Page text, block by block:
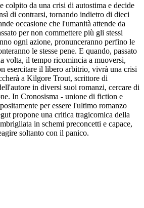
colpito da una crisi di autostima e decide
di contrarsi, tornando indietro di dieci
occasione che l'umanità attende da
per non commettere più gli stessi
ogni azione, pronunceranno perfino le
le stesse pene. E quando, passato
volta, il tempo ricomincia a muoversi,
esercitare il libero arbitrio, vivrà una crisi
a Kilgore Trout, scrittore di
in diversi suoi romanzi, cercare di
In Cronosisma - unione di fiction e
per essere l'ultimo romanzo
propone una critica tragicomica della
in schemi preconcetti e capace,
soltanto con il panico.